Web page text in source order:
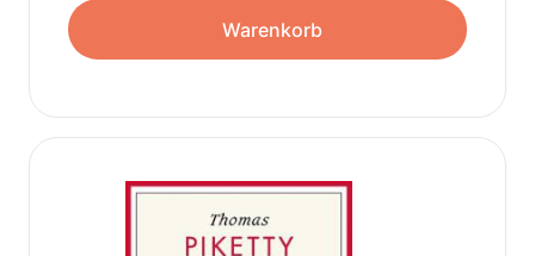
Warenkorb